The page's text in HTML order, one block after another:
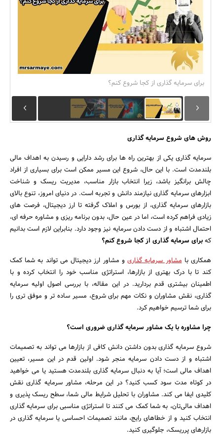
برای سرمایه گذاری از کجا شروع کنم؟
روش های شروع سرمایه گذاری
سرمایه‌ گذاری یکی از بهترین راه‌ ها برای رشد دارایی و رسیدن به اهداف مالی
بلندمدت است. با این حال، شروع این مسیر ممکن است برای بسیاری از افراد
چالش‌ برانگیز باشد، زیرا انتخاب بازار مناسب، مدیریت ریسک و شناخت
ابزارهای سرمایه ‌گذاری نیازمند دانش و تجربه است. در دنیای امروز، تنوع بالای
بازارهای سرمایه ‌گذاری، از بورس و املاک گرفته تا ارز دیجیتال، فرصت‌ های
زیادی فراهم کرده است، اما در عین حال، بدون برنامه‌ ریزی و مشاوره حرفه ‌ای،
احتمال اشتباه و از دست دادن سرمایه نیز وجود دارد. بنابراین لازم است بدانیم
کهبرای سرمایه گذاری از کجا شروع کنم؟
همکاری بامشاور سرمایه ‌گذاریو مشاور ارز دیجیتال می ‌تواند به شما کمک
کند تا با درک بهتری از بازارها، استراتژی مناسب خود را انتخاب کرده و با
اطمینان بیشتری قدم بردارید. در این مقاله، با بررسی اصول اولیه سرمایه‌
گذاری، نقش مشاوران و نکات مهم برای شروع، مسیر ساده ‌تر و موفق ‌تری را
برای شما ترسیم خواهیم کرد.
چرا مشاوره با یک مشاور سرمایه‌ گذاری ضروری است؟
شروع سرمایه‌ گذاری بدون داشتن دانش کافی از بازارها می ‌تواند به تصمیمات
اشتباه و از دست دادن سرمایه منجر شود. اولین قدم در این مسیر، تعیین
اهداف مالی است؛ آیا به دنبال سرمایه ‌گذاری بلندمدت هستید یا می‌ خواهید
در کوتاه‌ مدت سود کسب کنید؟ در این مرحله، مشاور سرمایه ‌گذاری نقش
کلیدی ایفا می ‌کند. مشاوران با تحلیل شرایط مالی شما، سطح ریسک ‌پذیری و
اهداف مالی‌تان، به شما کمک می‌ کنند تا استراتژی مناسبی برای سرمایه‌ گذاری
انتخاب کنید و از خطاهای رایج، مانند تصمیمات احساسی یا سرمایه‌ گذاری در
بازارهای پرریسک، جلوگیری کنید.